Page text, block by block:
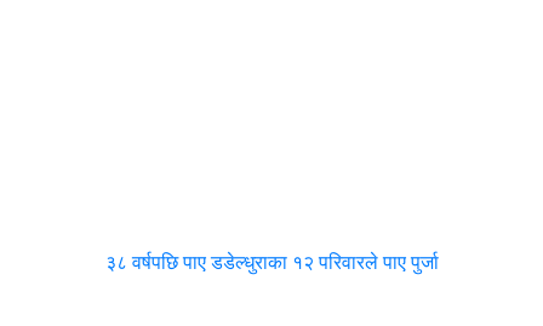
३८ वर्षपछि पाए डडेल्धुराका १२ परिवारले पाए पुर्जा